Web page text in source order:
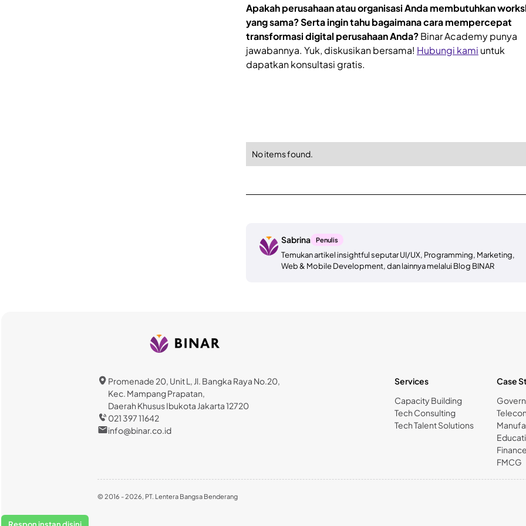
Apakah perusahaan atau organisasi Anda membutuhkan
yang sama? Serta ingin tahu bagaimana cara mempercepat
transformasi digital perusahaan Anda?Binar Academy punya
jawabannya. Yuk, diskusikan bersama! Hubungi kami untuk
dapatkan konsultasi gratis.
No items found.
Sabrina Penulis
Temukan artikel insightful seputar UI/UX, Programming, Marketing,
Web & Mobile Development, dan lainnya melalui Blog BINAR
Promenade 20, Unit L, Jl. Bangka Raya No.20,
Kec. Mampang Prapatan,
Daerah Khusus Ibukota Jakarta 12720
021 397 11642
info@binar.co.id
Services
Capacity Building
Tech Consulting
Tech Talent Solutions
Case
FMCG
© 2016 - 2026, PT. Lentera Bangsa Benderang